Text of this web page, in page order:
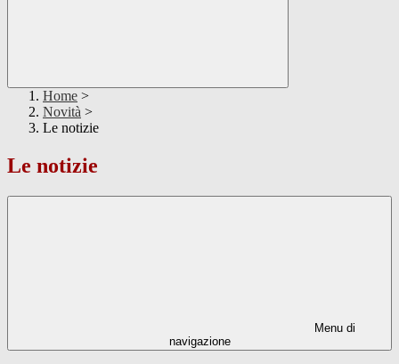
Home >
Novità >
Le notizie
Le notizie
Menu di
navigazione